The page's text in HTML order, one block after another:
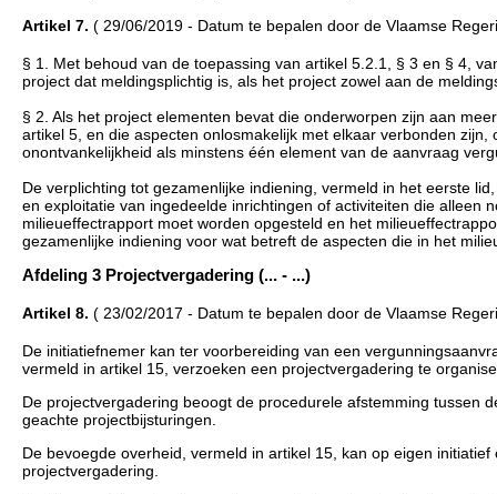
Artikel 7. ( 29/06/2019 - Datum te bepalen door de Vlaamse
§ 1. Met behoud van de toepassing van artikel 5.2.1, § 3 en § 4,
project dat meldingsplichtig is, als het project zowel aan de
§ 2. Als het project elementen bevat die onderworpen zijn aan
artikel 5, en die aspecten onlosmakelijk met elkaar verbonden
onontvankelijkheid als minstens één element van de aanvraag
De verplichting tot gezamenlijke indiening, vermeld in het eerste
en exploitatie van ingedeelde inrichtingen of activiteiten die alleen
milieueffectrapport moet worden opgesteld en het
gezamenlijke indiening voor wat betreft de aspecten die in het
Afdeling 3 Projectvergadering (... - ...)
Artikel 8. ( 23/02/2017 - Datum te bepalen door de Vlaamse
De initiatiefnemer kan ter voorbereiding van een
vermeld in artikel 15, verzoeken een projectvergadering te
De projectvergadering beoogt de procedurele afstemming tussen
geachte projectbijsturingen.
De bevoegde overheid, vermeld in artikel 15, kan op eigen
projectvergadering.